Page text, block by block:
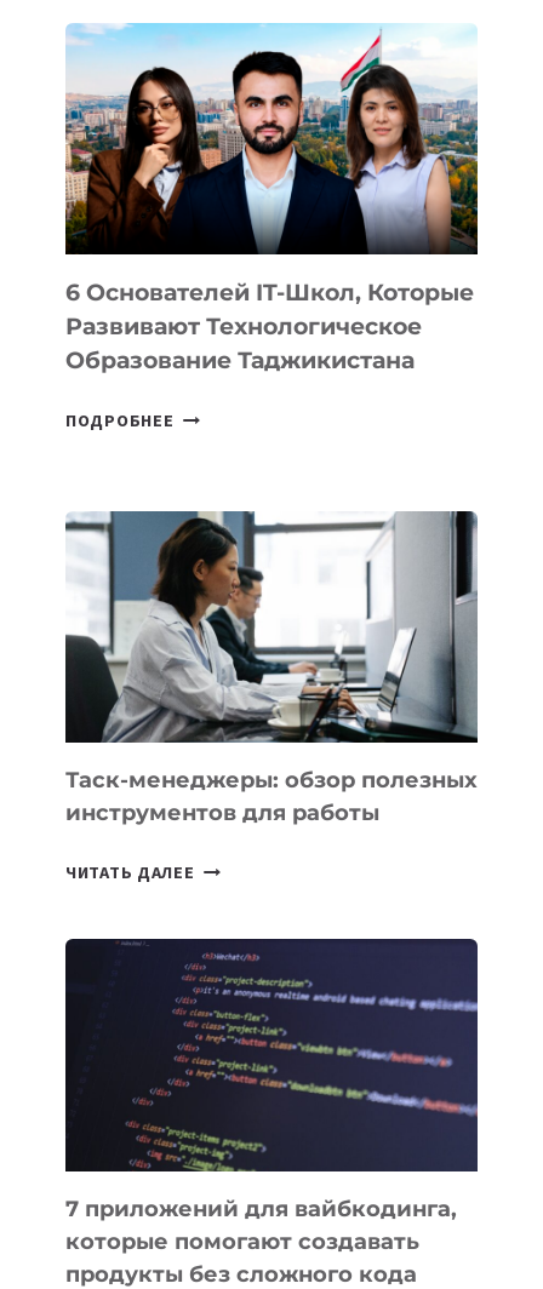
ВНЕШНЕГО
ВИДА
НОВОГО
УСТРОЙСТВА
ОТ
OPENAI
6 Основателей IT-Школ, Которые
Развивают Технологическое
Образование Таджикистана
ПОДРОБНЕЕ
КОТОРЫЕ
РАЗВИВАЮТ
ТЕХНОЛОГИЧЕСКОЕ
ОБРАЗОВАНИЕ
ТАДЖИКИСТАНА
Таск-менеджеры: обзор полезных
инструментов для работы
ЧИТАТЬ ДАЛЕЕ ТАСК-
ПОЛЕЗНЫХ
ИНСТРУМЕНТОВ
ДЛЯ
РАБОТЫ
7 приложений для вайбкодинга,
которые помогают создавать
продукты без сложного кода